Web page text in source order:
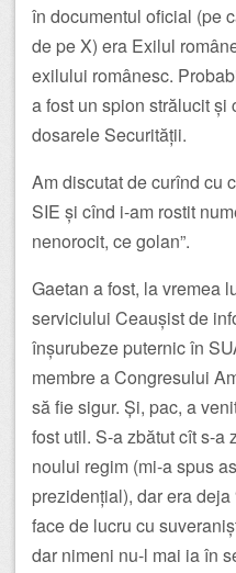
în documentul oficial (pe
de pe X) era Exilul
exilului românesc.
a fost un spion strălucit și
dosarele Securității.
Am discutat de curînd cu
SIE și cînd i-am rostit
nenorocit, ce golan”.
Gaetan a fost, la vremea
serviciului Ceaușist de
înșurubeze puternic în
membre a Congresului
să fie sigur. Și, pac, a
fost util. S-a zbătut cît s-a
noului regim (mi-a spus
prezidențial), dar era deja
face de lucru cu
dar nimeni nu-l mai ia în